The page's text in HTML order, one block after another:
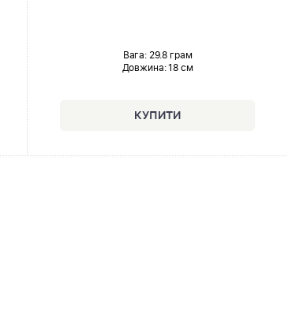
Вага: 29.8 грам
Довжина:18 см